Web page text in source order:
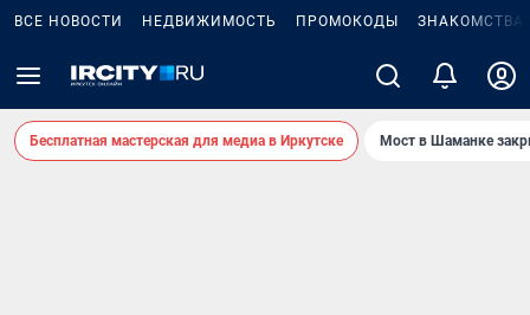
ВСЕ НОВОСТИ НЕДВИЖИМОСТЬ ПРОМОКОДЫ ЗНАКОМСТВА
Бесплатная мастерская для медиа в Иркутске Мост в Шаманке